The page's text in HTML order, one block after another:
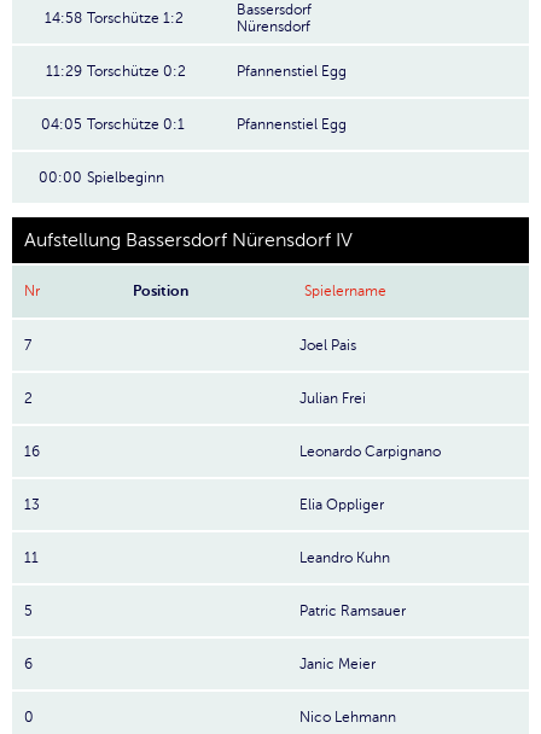
14:58 Torschütze 1:2
Bassersdorf
Nürensdorf
11:29 Torschütze 0:2 Pfannenstiel Egg
04:05 Torschütze 0:1 Pfannenstiel Egg
00:00 Spielbeginn
Aufstellung Bassersdorf Nürensdorf IV
Nr Position Spielername
7 Joel Pais
2 Julian Frei
16 Leonardo Carpignano
13 Elia Oppliger
11 Leandro Kuhn
5 Patric Ramsauer
6 Janic Meier
0 Nico Lehmann